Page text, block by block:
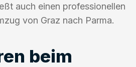
auch einen professionellen
von Graz nach Parma.
beim